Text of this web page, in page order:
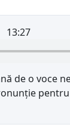
13:27
de o voce